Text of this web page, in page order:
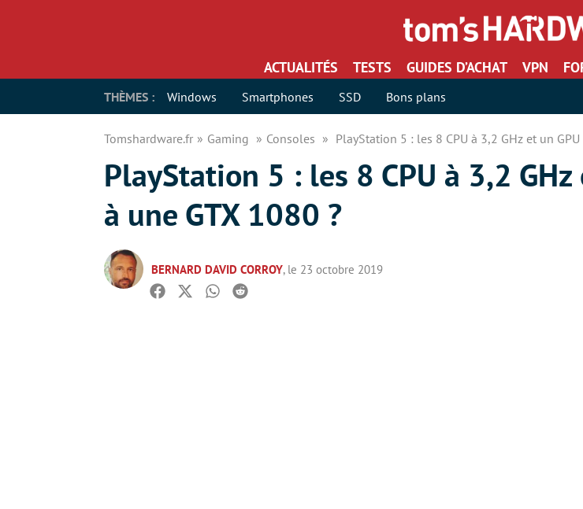
ACTUALITÉS TESTS GUIDES D’ACHAT VPN
THÈMES : Windows Smartphones SSD Bons plans
Tomshardware.fr Gaming Consoles PlayStation 5 : les 8 CPU à 3,2 GHz et un
PlayStation 5 : les 8 CPU à 3,2
à une GTX 1080 ?
BERNARD DAVID CORROY, le 23 octobre 2019
Facebook
TwitterWhatsapp
Reddit